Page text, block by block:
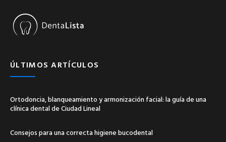
ÚLTIMOS ARTÍCULOS
Ortodoncia, blanqueamiento y armonización facial: la guía de una
clínica dental de Ciudad Lineal
Consejos para una correcta higiene bucodental